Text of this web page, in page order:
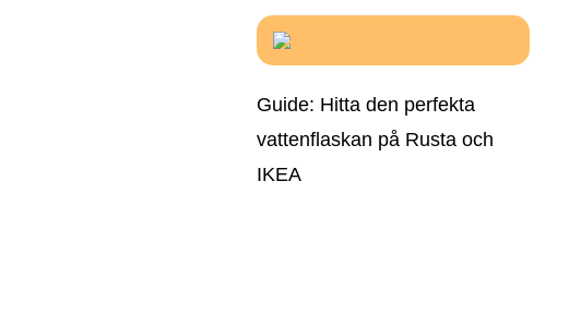
Guide: Hitta den perfekta
vattenflaskan på Rusta och
IKEA